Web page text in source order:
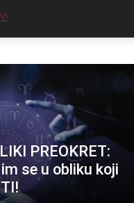
PREOKRET:
se u obliku koji